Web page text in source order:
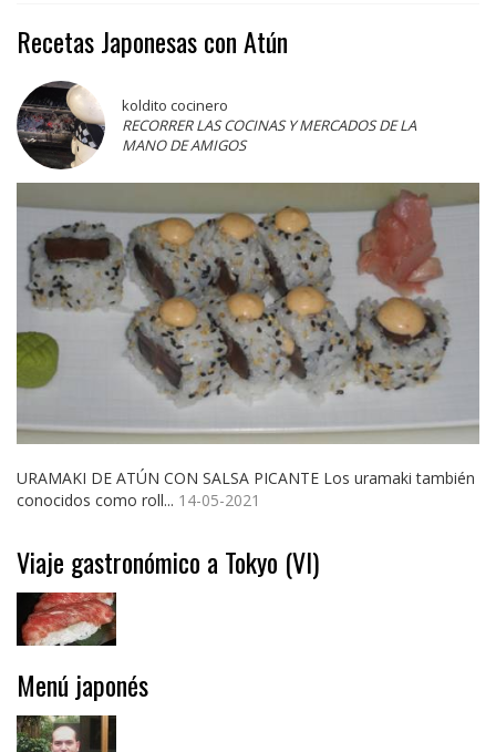
Recetas Japonesas con Atún
koldito cocinero
RECORRER LAS COCINAS Y MERCADOS DE LA
MANO DE AMIGOS
URAMAKI DE ATÚN CON SALSA PICANTE Los uramaki también
conocidos como roll... 14-05-2021
Viaje gastronómico a Tokyo (VI)
Menú japonés